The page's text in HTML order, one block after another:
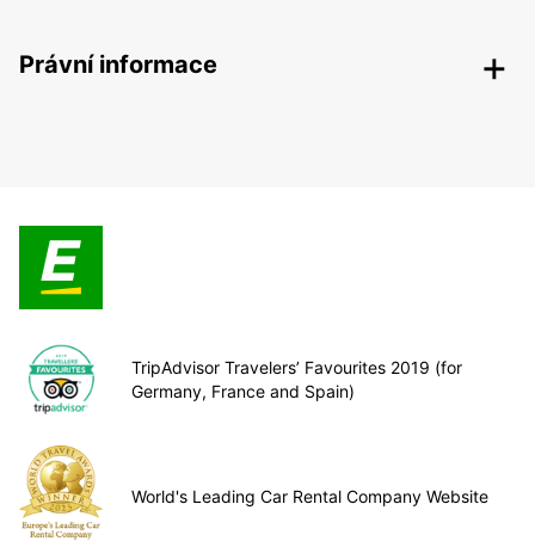
Právní informace
TripAdvisor Travelers’ Favourites 2019 (for
Germany, France and Spain)
World's Leading Car Rental Company Website